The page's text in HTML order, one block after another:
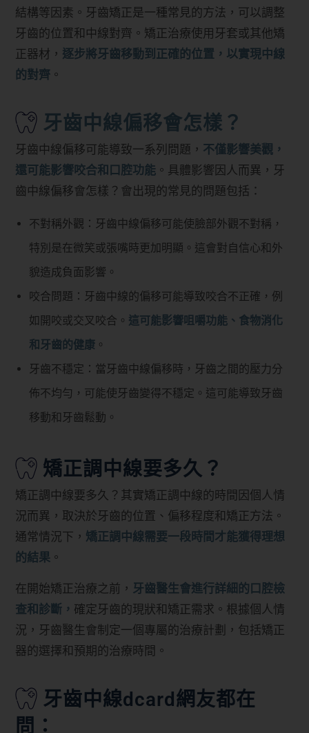
結構等因素。牙齒矯正是一種常見的方法，可以調整
牙齒的位置和中線對齊。矯正治療使用牙套或其他矯
正器材， 逐步將牙齒移動到正確的位置，以實現中線
的對齊 。
牙齒中線偏移會怎樣？
牙齒中線偏移可能導致一系列問題， 不僅影響美觀，
還可能影響咬合和口腔功能 。具體影響因人而異，牙
齒中線偏移會怎樣？會出現的常見的問題包括：
不對稱外觀：牙齒中線偏移可能使臉部外觀不對稱，
特別是在微笑或張嘴時更加明顯。這會對自信心和外
貌造成負面影響。
咬合問題：牙齒中線的偏移可能導致咬合不正確，例
如開咬或交叉咬合。 這可能影響咀嚼功能、食物消化
和牙齒的健康 。
牙齒不穩定：當牙齒中線偏移時，牙齒之間的壓力分
佈不均勻，可能使牙齒變得不穩定。這可能導致牙齒
移動和牙齒鬆動。
矯正調中線要多久？
矯正調中線要多久？其實矯正調中線的時間因個人情
況而異，取決於牙齒的位置、偏移程度和矯正方法。
通常情況下， 矯正調中線需要一段時間才能獲得理想
的結果 。
在開始矯正治療之前， 牙齒醫生會進行詳細的口腔檢
查和診斷， 確定牙齒的現狀和矯正需求。根據個人情
況，牙齒醫生會制定一個專屬的治療計劃，包括矯正
器的選擇和預期的治療時間。
牙齒中線dcard網友都在
問：